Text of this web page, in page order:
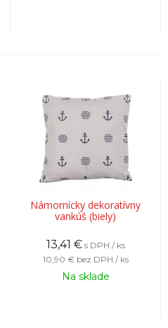
Námornícky dekoratívny
vankúš (biely)
13,41 € s DPH / ks
10,90 € bez DPH / ks
Na sklade